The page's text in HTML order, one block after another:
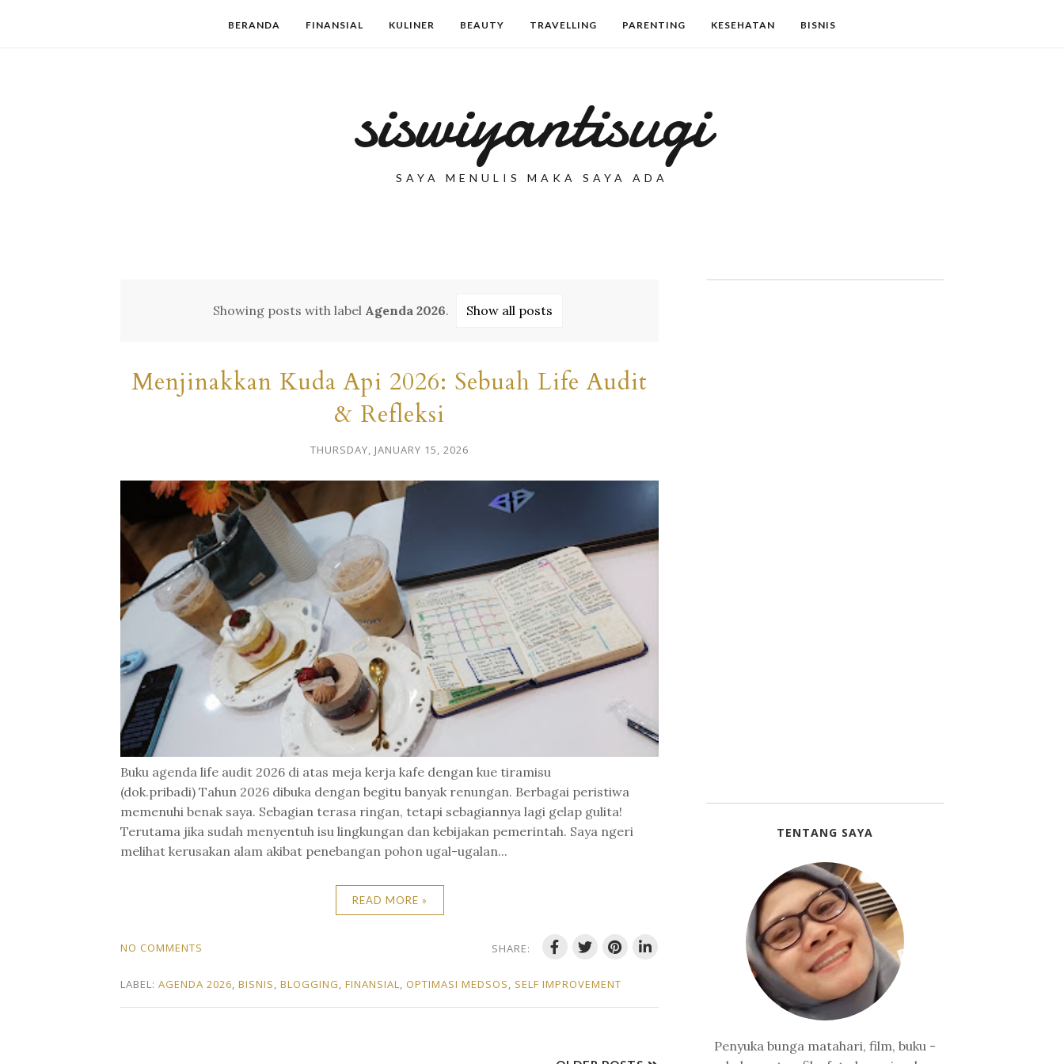
BERANDA FINANSIAL KULINER BEAUTY TRAVELLING PARENTING KESEHATAN BISNIS
siswiyantisugi
SAYA MENULIS MAKA SAYA ADA
Showing posts with label Agenda 2026. Show all posts
Menjinakkan Kuda Api 2026: Sebuah Life Audit
& Refleksi
THURSDAY, JANUARY 15, 2026
Buku agenda life audit 2026 di atas meja kerja kafe dengan kue tiramisu
(dok.pribadi) Tahun 2026 dibuka dengan begitu banyak renungan. Berbagai peristiwa
memenuhi benak saya. Sebagian terasa ringan, tetapi sebagiannya lagi gelap gulita!
Terutama jika sudah menyentuh isu lingkungan dan kebijakan pemerintah. Saya ngeri
melihat kerusakan alam akibat penebangan pohon ugal-ugalan...
READ MORE »
NO COMMENTS SHARE:
LABEL: AGENDA 2026 BISNIS BLOGGING FINANSIAL OPTIMASI MEDSOS SELF IMPROVEMENT
TENTANG SAYA
Penyuka bunga matahari, film, buku -